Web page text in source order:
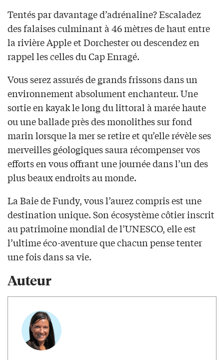
Tentés par davantage d’adrénaline? Escaladez
des falaises culminant à 46 mètres de haut entre
la rivière Apple et Dorchester ou descendez en
rappel les celles du Cap Enragé.
Vous serez assurés de grands frissons dans un
environnement absolument enchanteur. Une
sortie en kayak le long du littoral à marée haute
ou une ballade près des monolithes sur fond
marin lorsque la mer se retire et qu’elle révèle ses
merveilles géologiques saura récompenser vos
efforts en vous offrant une journée dans l’un des
plus beaux endroits au monde.
La Baie de Fundy, vous l’aurez compris est une
destination unique. Son écosystème côtier inscrit
au patrimoine mondial de l’UNESCO, elle est
l’ultime éco-aventure que chacun pense tenter
une fois dans sa vie.
Auteur